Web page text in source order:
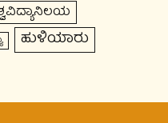
ಹುಳಿಯಾರು